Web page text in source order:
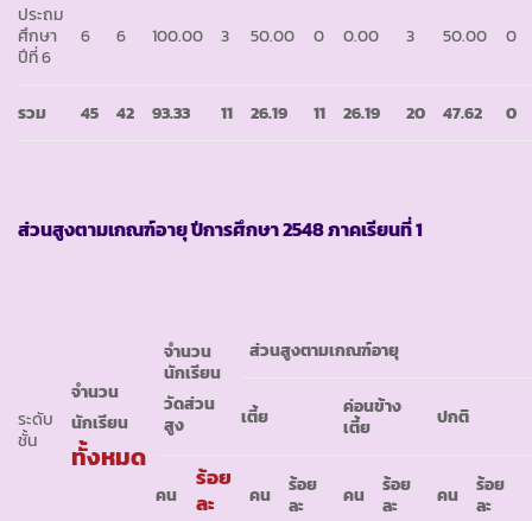
ประถม
ศึกษา
ปีที่ 6
6 6 100.00 3 50.00 0 0.00 3 50.00 0
รวม 45 42 93.33 11 26.19 11 26.19 20 47.62 0
ส่วนสูงตามเกณฑ์อายุ ปีการศึกษา2548 ภาคเรียนที่ 1
ระดับ
ชั้น
จำนวน
นักเรียน
ทั้งหมด
จำนวน
นักเรียน
วัดส่วน
สูง
ส่วนสูงตามเกณฑ์อายุ
เตี้ย
ค่อนข้าง
เตี้ย
ปกติ
คน
ร้อย
ละ
คน
ร้อย
ละ
คน
ร้อย
ละ
คน
ร้อย
ละ